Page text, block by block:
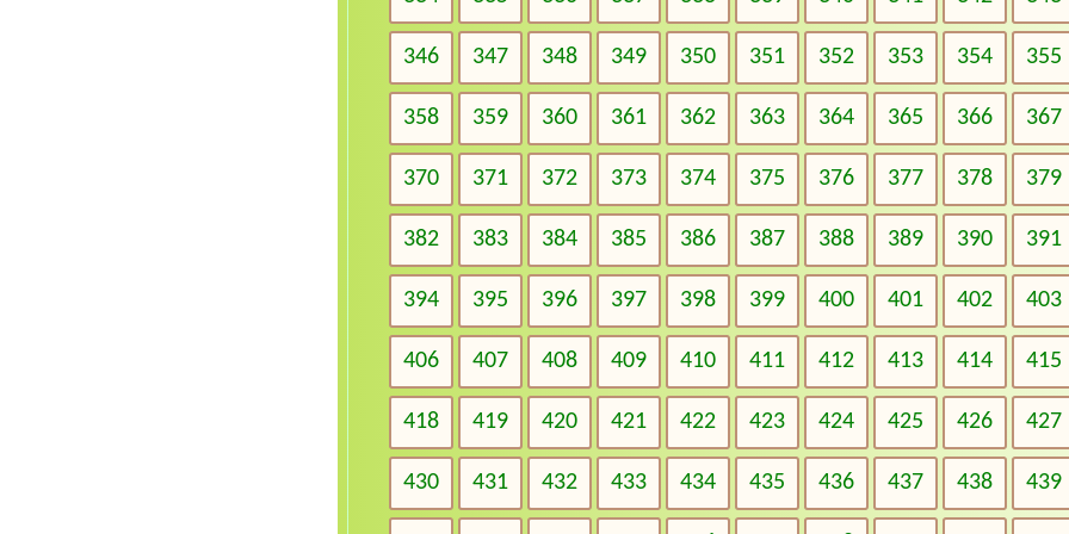
346 347 348 349 350 351 352 353 354 355
358 359 360 361 362 363 364 365 366 367
370 371 372 373 374 375 376 377 378 379
382 383 384 385 386 387 388 389 390 391
394 395 396 397 398 399 400 401 402 403
406 407 408 409 410 411 412 413 414 415
418 419 420 421 422 423 424 425 426 427
430 431 432 433 434 435 436 437 438 439